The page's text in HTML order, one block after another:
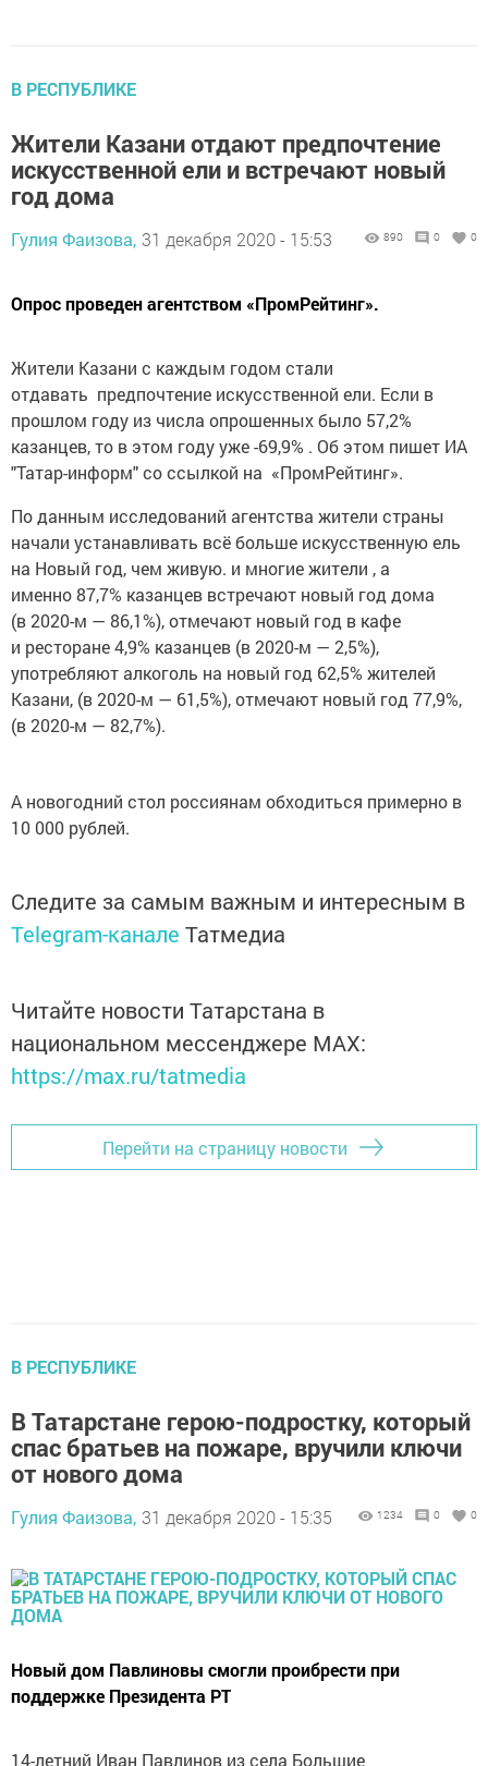
В РЕСПУБЛИКЕ
Жители Казани отдают предпочтение
искусственной ели и встречают новый
год дома
Гулия Фаизова, 31 декабря 2020 - 15:53 890 0 0
Опрос проведен агентством «ПромРейтинг».
Жители Казани с каждым годом стали
отдавать предпочтение искусственной ели. Если в
прошлом году из числа опрошенных было 57,2%
казанцев, то в этом году уже -69,9% . Об этом пишет ИА
"Татар-информ" со ссылкой на «ПромРейтинг».
По данным исследований агентства жители страны
начали устанавливать всё больше искусственную ель
на Новый год, чем живую. и многие жители , а
именно 87,7% казанцев встречают новый год дома
(в 2020-м — 86,1%), отмечают новый год в кафе
и ресторане 4,9% казанцев (в 2020-м — 2,5%),
употребляют алкоголь на новый год 62,5% жителей
Казани, (в 2020-м — 61,5%), отмечают новый год 77,9%,
(в 2020-м — 82,7%).
А новогодний стол россиянам обходиться примерно в
10 000 рублей.
Следите за самым важным и интересным в
Telegram-канале Татмедиа
Читайте новости Татарстана в
национальном мессенджере MАХ:
https://max.ru/tatmedia
Перейти на страницу новости
В РЕСПУБЛИКЕ
В Татарстане герою-подростку, который
спас братьев на пожаре, вручили ключи
от нового дома
Гулия Фаизова, 31 декабря 2020 - 15:35 1234 0 0
Новый дом Павлиновы смогли проибрести при
поддержке Президента РТ
14-летний Иван Павлинов из села Большие